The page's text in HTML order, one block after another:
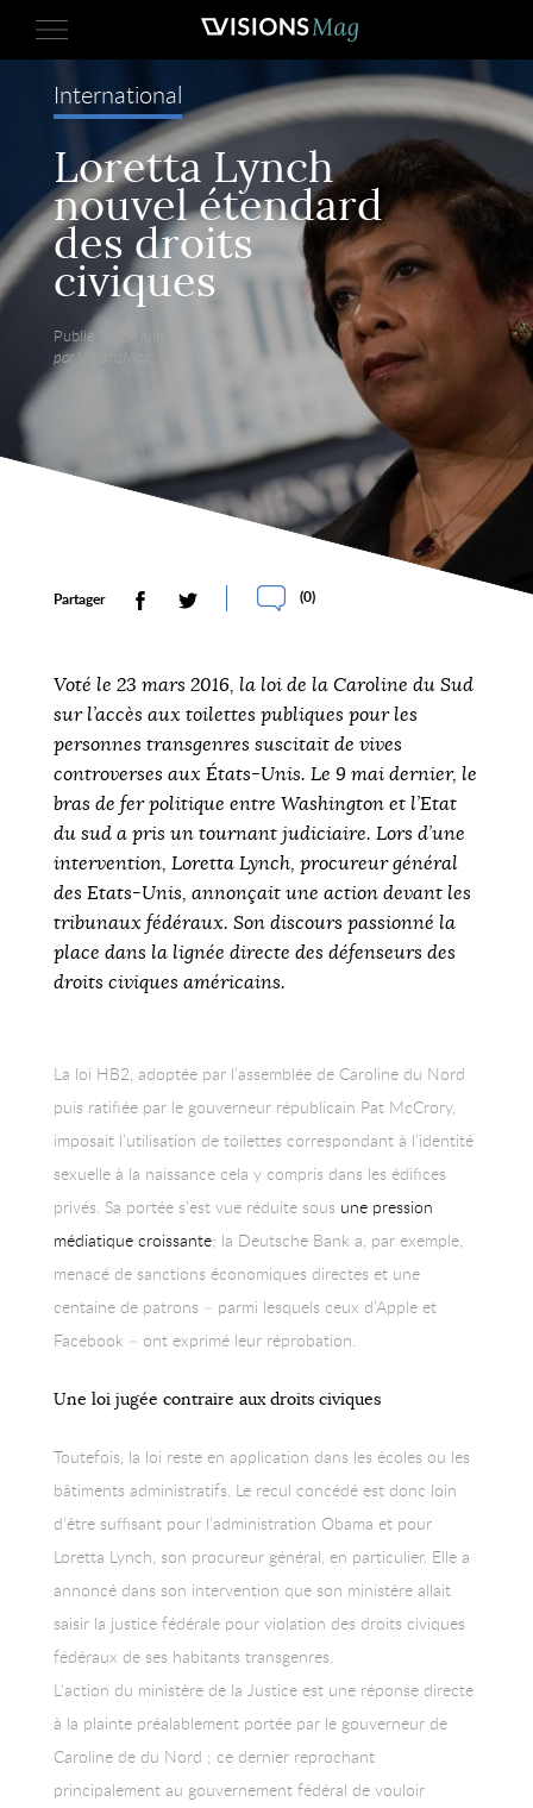
International
Loretta Lynch
nouvel étendard
des droits
civiques
Publié le 29 juin 2016,
par VisionsMag.
Partager (0)
Voté le 23 mars 2016, la loi de la Caroline du Sud
sur l’accès aux toilettes publiques pour les
personnes transgenres suscitait de vives
controverses aux États-Unis. Le 9 mai dernier, le
bras de fer politique entre Washington et l’Etat
du sud a pris un tournant judiciaire. Lors d’une
intervention, Loretta Lynch, procureur général
des Etats-Unis, annonçait une action devant les
tribunaux fédéraux. Son discours passionné la
place dans la lignée directe des défenseurs des
droits civiques américains.
La loi HB2, adoptée par l’assemblée de Caroline du Nord
puis ratifiée par le gouverneur républicain Pat McCrory,
imposait l’utilisation de toilettes correspondant à l’identité
sexuelle à la naissance cela y compris dans les édifices
privés. Sa portée s’est vue réduite sous une pression
médiatique croissante; la Deutsche Bank a, par exemple,
menacé de sanctions économiques directes et une
centaine de patrons – parmi lesquels ceux d’Apple et
Facebook – ont exprimé leur réprobation.
Une loi jugée contraire aux droits civiques
Toutefois, la loi reste en application dans les écoles ou les
bâtiments administratifs. Le recul concédé est donc loin
d’être suffisant pour l’administration Obama et pour
Loretta Lynch, son procureur général, en particulier. Elle a
annoncé dans son intervention que son ministère allait
saisir la justice fédérale pour violation des droits civiques
fédéraux de ses habitants transgenres.
L’action du ministère de la Justice est une réponse directe
à la plainte préalablement portée par le gouverneur de
Caroline de du Nord ; ce dernier reprochant
principalement au gouvernement fédéral de vouloir